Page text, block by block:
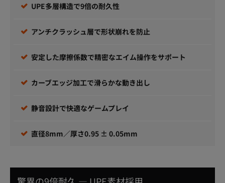
UPE多層構造で9倍の耐久性
アンチクラッシュ層で形状崩れを防止
安定した摩擦係数で精密なエイム操作をサポート
カーブエッジ加工で滑らかな動き出し
静音設計で快適なゲームプレイ
直径8mm／厚さ0.95 ± 0.05mm